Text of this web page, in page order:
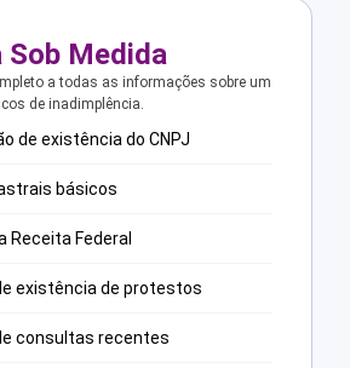
Sob Medida
a todas as informações sobre um
de inadimplência.
de existência do CNPJ
básicos
Receita Federal
existência de protestos
consultas recentes